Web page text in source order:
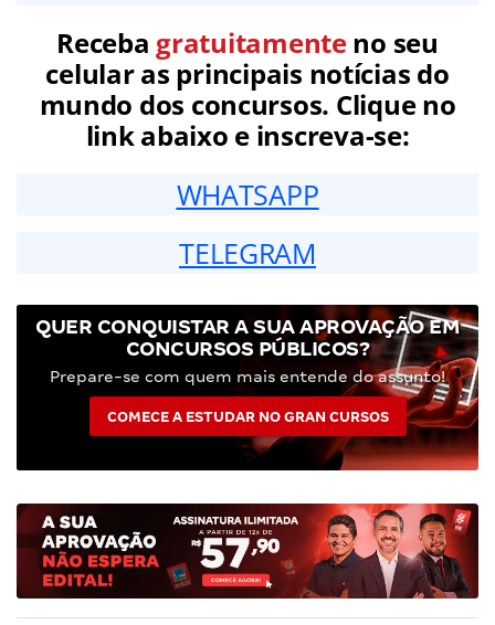
Receba gratuitamenteno seu
celular as principais notícias do
mundo dos concursos. Clique no
link abaixo e inscreva-se:
WHATSAPP
TELEGRAM
QUER CONQUISTAR A SUA APROVAÇÃO EM
CONCURSOS PÚBLICOS?
Prepare-se com quem mais entende do assunto!
COMECE A ESTUDAR NO GRAN CURSOS